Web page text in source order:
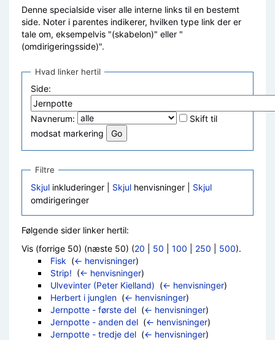
Denne specialside viser alle interne links til en bestemt
side. Noter i parentes indikerer, hvilken type link der er
tale om, eksempelvis "(skabelon)" eller "
(omdirigeringsside)".
Hvad linker hertil
Side:
Navnerum:
Skift til
modsat markering
Filtre
Skjul inkluderinger | Skjul henvisninger | Skjul
omdirigeringer
Følgende sider linker hertil:
Vis (forrige 50) (næste 50) (20 50 100 250 500).
Fisk (← henvisninger)
Strip! (← henvisninger)
Ulvevinter (Peter Kielland) (← henvisninger)
Herbert i junglen‎ (← henvisninger)
Jernpotte - første del‎ (← henvisninger)
Jernpotte - anden del‎ (← henvisninger)
Jernpotte - tredje del‎ (← henvisninger)